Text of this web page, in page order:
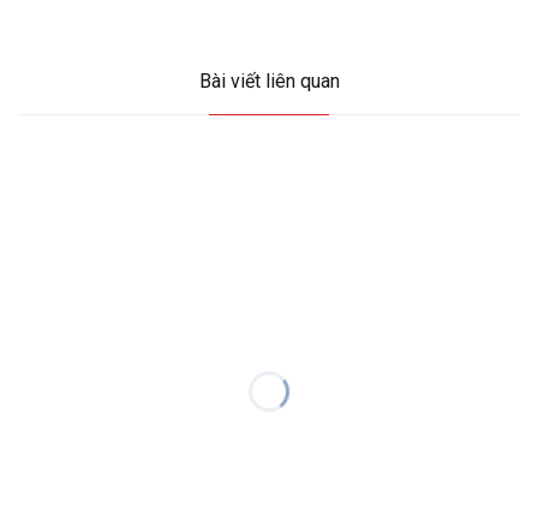
Bài viết liên quan